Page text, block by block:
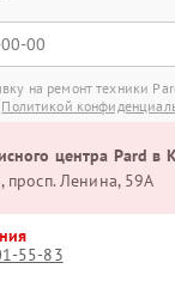
на ремонт техники
Политикой
центра Pard в
просп. Ленина, 59А
55-83